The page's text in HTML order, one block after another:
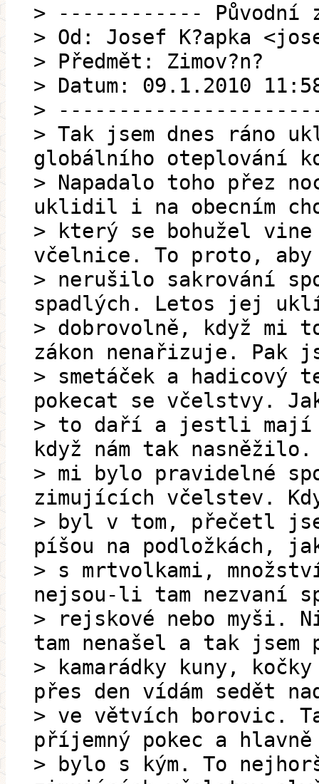
> ------------ Původní
> Od: Josef K?apka
> Předmět: Zimov?n?
> Datum: 09.1.2010
>
> Tak jsem dnes ráno
globálního oteplování
> Napadalo toho přez
uklidil i na obecním
> který se bohužel vine
včelnice. To proto,
> nerušilo sakrování
spadlých. Letos jej
> dobrovolně, když mi
zákon nenařizuje. Pak
> smetáček a
pokecat se včelstvy.
> to daří a jestli mají
když nám tak nasněžilo.
> mi bylo pravidelné
zimujících včelstev.
> byl v tom, přečetl
píšou na podložkách,
> s mrtvolkami,
nejsou-li tam nezvaní
> rejskové nebo myši.
tam nenašel a tak jsem
> kamarádky kuny,
přes den vídám sedět
> ve větvích borovic.
příjemný pokec a hlavně
> bylo s kým. To